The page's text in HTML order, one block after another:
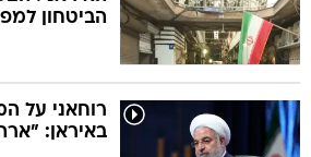
הביטחון
רוחאני על
באיראן: